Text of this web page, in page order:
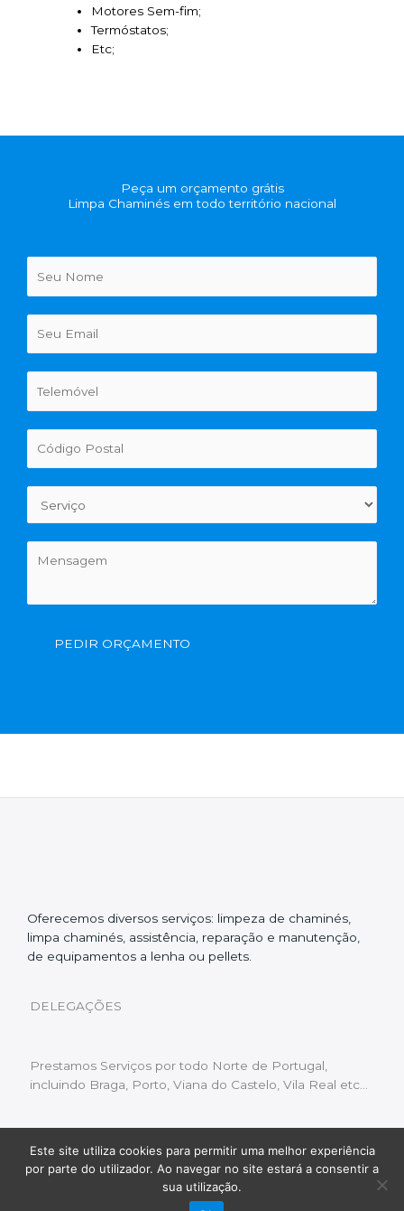
Motores Sem-fim;
Termóstatos;
Etc;
Peça um orçamento grátis
Limpa Chaminés em todo território nacional
PEDIR ORÇAMENTO
Oferecemos diversos serviços: limpeza de chaminés,
limpa chaminés, assistência, reparação e manutenção,
de equipamentos a lenha ou pellets.
DELEGAÇÕES
Prestamos Serviços por todo Norte de Portugal,
incluindo Braga, Porto, Viana do Castelo, Vila Real etc…
Livro de Reclamações | Política de Privacidade
Copyright © 2022 Limpeza Chaminés | Desenvolvido
Fluxo Digital – a inovar a web
Este site utiliza cookies para permitir uma melhor experiência
por parte do utilizador. Ao navegar no site estará a consentir a
sua utilização.